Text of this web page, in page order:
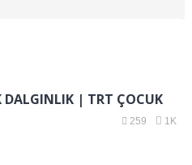
DALGINLIK | TRT ÇOCUK
259 1K